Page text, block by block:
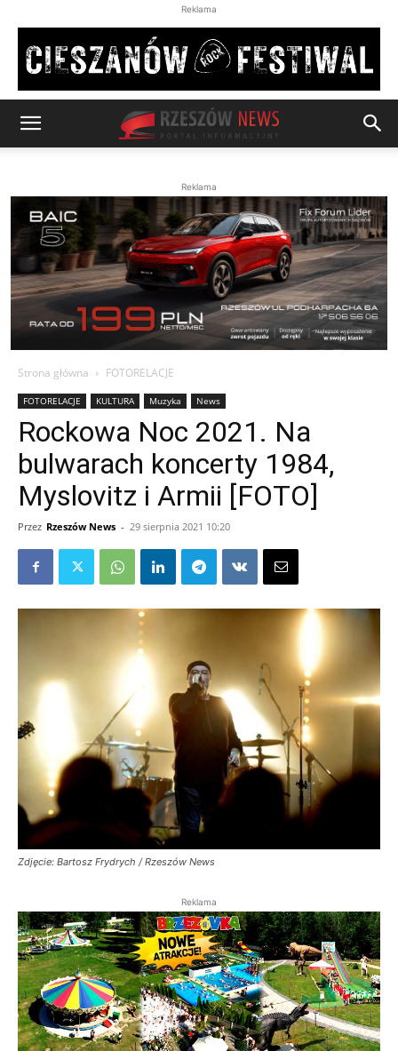
Reklama
Reklama
Strona główna FOTORELACJE
FOTORELACJE KULTURA Muzyka News
Rockowa Noc 2021. Na
bulwarach koncerty 1984,
Myslovitz i Armii [FOTO]
Przez Rzeszów News - 29 sierpnia 2021 10:20
Zdjęcie: Bartosz Frydrych / Rzeszów News
Reklama